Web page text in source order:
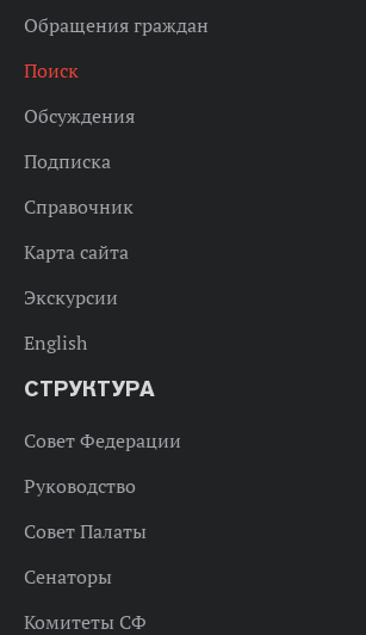
Обращения граждан
Поиск
Обсуждения
Подписка
Справочник
Карта сайта
Экскурсии
English
СТРУКТУРА
Совет Федерации
Руководство
Совет Палаты
Сенаторы
Комитеты СФ